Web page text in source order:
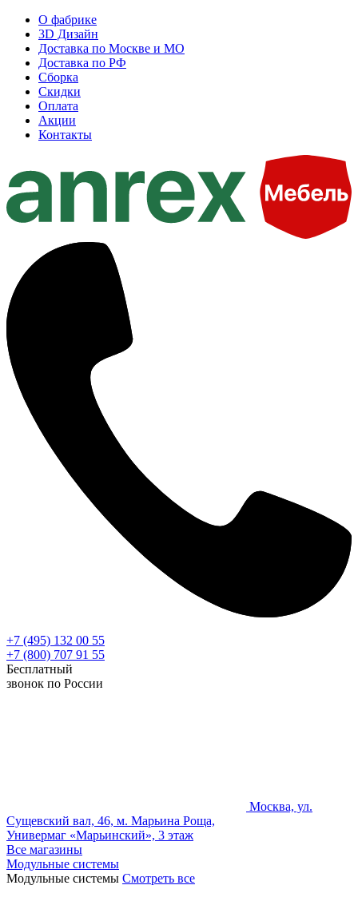
О фабрике
3D Дизайн
Доставка по Москве и МО
Доставка по РФ
Сборка
Скидки
Оплата
Акции
Контакты
+7 (495) 132 00 55
+7 (800) 707 91 55
Бесплатный
звонок по России
Москва, ул.
Сущевский вал, 46, м. Марьина Роща,
Универмаг «Марьинский», 3 этаж
Все магазины
Модульные системы
Модульные системы Смотреть все